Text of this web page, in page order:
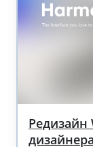
Редизайн
дизайнера